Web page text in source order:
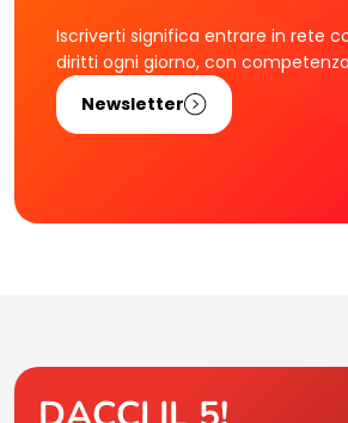
Iscriverti significa entrare in rete
diritti ogni giorno, con
Newsletter